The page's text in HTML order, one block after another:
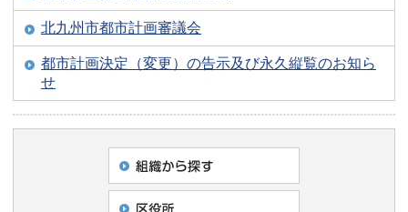
北九州市都市計画審議会
都市計画決定（変更）の告示及び永久縦覧のお知ら
せ